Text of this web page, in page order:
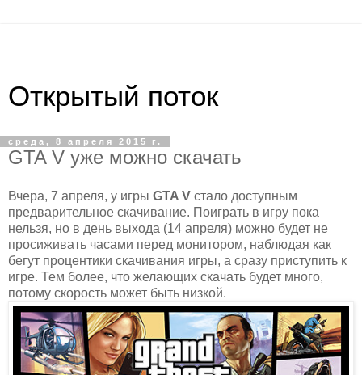
Открытый поток
среда, 8 апреля 2015 г.
GTA V уже можно скачать
Вчера, 7 апреля, у игры GTA V стало доступным
предварительное скачивание. Поиграть в игру пока
нельзя, но в день выхода (14 апреля) можно будет не
просиживать часами перед монитором, наблюдая как
бегут процентики скачивания игры, а сразу приступить к
игре. Тем более, что желающих скачать будет много,
потому скорость может быть низкой.